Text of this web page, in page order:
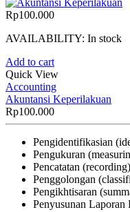
Rp100.000
AVAILABILITY: In stock
Add to cart
Quick View
Accounting
Akuntansi Keperilakuan
Rp100.000
Pengidentifikasian
Pengukuran
Pencatatan (recording)
Penggolongan
Pengikhtisaran
Penyusunan